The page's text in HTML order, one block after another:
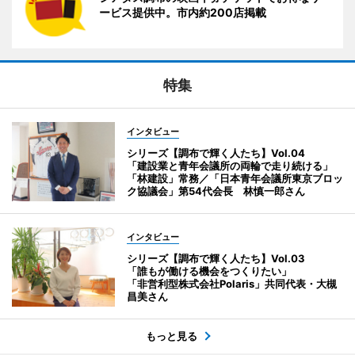
ービス提供中。市内約200店掲載
特集
インタビュー
シリーズ【調布で輝く人たち】Vol.04
「建設業と青年会議所の両輪で走り続ける」
「林建設」常務／「日本青年会議所東京ブロッ
ク協議会」第54代会長 林慎一郎さん
インタビュー
シリーズ【調布で輝く人たち】Vol.03
「誰もが働ける機会をつくりたい」
「非営利型株式会社Polaris」共同代表・大槻
昌美さん
もっと見る